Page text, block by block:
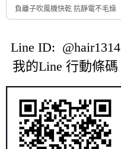
負離子吹風機快乾 抗靜電不毛燥
Line ID: @hair1314
我的Line 行動條碼